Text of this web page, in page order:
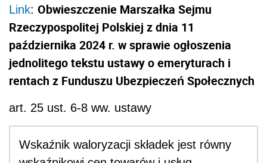
Link: Obwieszczenie Marszałka Sejmu
Rzeczypospolitej Polskiej z dnia 11
października 2024 r. w sprawie ogłoszenia
jednolitego tekstu ustawy o emeryturach i
rentach z Funduszu Ubezpieczeń Społecznych
art. 25 ust. 6-8 ww. ustawy
Wskaźnik waloryzacji składek jest równy